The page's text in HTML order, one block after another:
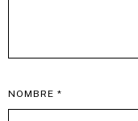
NOMBRE *